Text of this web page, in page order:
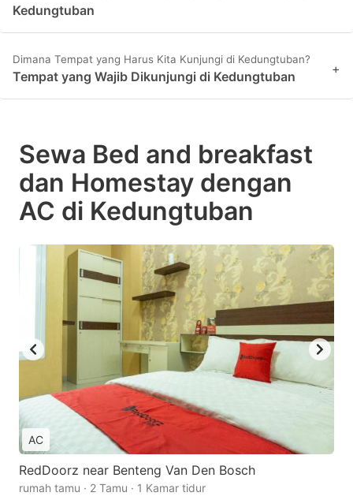
Kedungtuban
Dimana Tempat yang Harus Kita Kunjungi di Kedungtuban?
Tempat yang Wajib Dikunjungi di Kedungtuban +
Sewa Bed and breakfast
dan Homestay dengan
AC di Kedungtuban
AC
RedDoorz near Benteng Van Den Bosch
rumah tamu · 2 Tamu · 1 Kamar tidur